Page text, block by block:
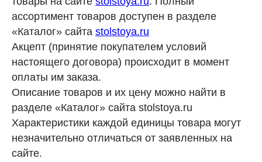
ассортимент товаров доступен в разделе
«Каталог» сайта stolstoya.ru
Акцепт (принятие покупателем условий
настоящего договора) происходит в момент
оплаты им заказа.
Описание товаров и их цену можно найти в
разделе «Каталог» сайта stolstoya.ru
Характеристики каждой единицы товара могут
незначительно отличаться от заявленных на
сайте.